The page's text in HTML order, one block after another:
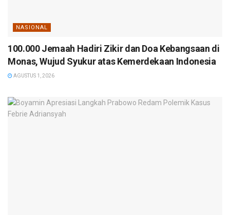
NASIONAL
100.000 Jemaah Hadiri Zikir dan Doa Kebangsaan di
Monas, Wujud Syukur atas Kemerdekaan Indonesia
AGUSTUS 1, 2026